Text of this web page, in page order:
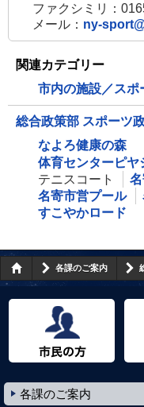
ファクシミリ：
メール： ny-
関連カテゴリー
市内の施設／スポ
総合政策部 スポーツ
なよろ健康の森
体育センターピヤ
テニスコート
名寄市営プール
すこやかロード
各課のご案内
各課のご案内